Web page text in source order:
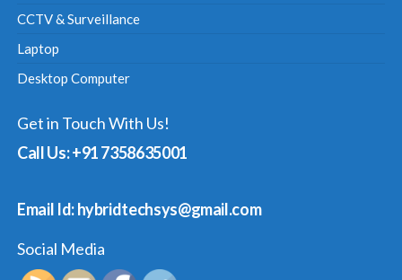
CCTV & Surveillance
Laptop
Desktop Computer
Get in Touch With Us!
Call Us: +91 7358635001
Email Id: hybridtechsys@gmail.com
Social Media